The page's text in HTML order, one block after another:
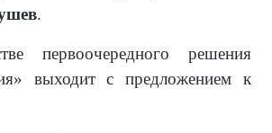
.
первоочередного решения
выходит с предложением к